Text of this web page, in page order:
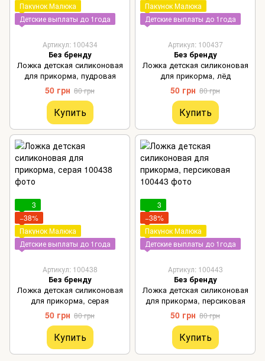
Пакунок Малюка
Детские выплаты до 1года
Артикул: 100434
Без бренду
Ложка детская силиконовая
для прикорма, пудровая
50 грн 80 грн
Купить
Пакунок Малюка
Детские выплаты до 1года
Артикул: 100437
Без бренду
Ложка детская силиконовая
для прикорма, лёд
50 грн 80 грн
Купить
3
−38%
Пакунок Малюка
Детские выплаты до 1года
Артикул: 100438
Без бренду
Ложка детская силиконовая
для прикорма, серая
50 грн 80 грн
Купить
3
−38%
Пакунок Малюка
Детские выплаты до 1года
Артикул: 100443
Без бренду
Ложка детская силиконовая
для прикорма, персиковая
50 грн 80 грн
Купить